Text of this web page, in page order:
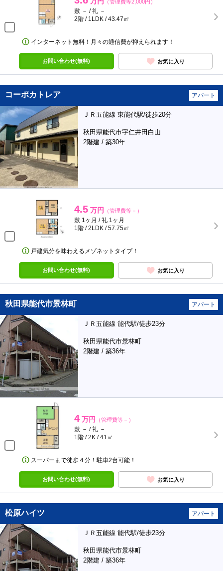
（管理費等2,000円）
敷 － / 礼 －
2階 / 1LDK / 43.47㎡
インターネット無料！月々の通信費が抑えられます！
お問い合わせ(無料) お気に入り
コーポカトレア アパート
ＪＲ五能線 東能代駅/徒歩20分
秋田県能代市字仁井田白山
2階建 / 築30年
4.5 万円 （管理費等－）
敷 1ヶ月 / 礼 1ヶ月
1階 / 2LDK / 57.75㎡
戸建気分を味わえるメゾネットタイプ！
お問い合わせ(無料) お気に入り
秋田県能代市景林町 アパート
ＪＲ五能線 能代駅/徒歩23分
秋田県能代市景林町
2階建 / 築36年
4 万円 （管理費等－）
敷 － / 礼 －
1階 / 2K / 41㎡
スーパーまで徒歩４分！駐車2台可能！
お問い合わせ(無料) お気に入り
松原ハイツ アパート
ＪＲ五能線 能代駅/徒歩23分
秋田県能代市景林町
2階建 / 築36年